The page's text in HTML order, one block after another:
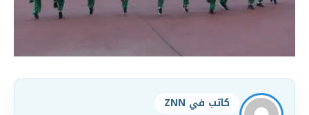
كاتب في ZNN